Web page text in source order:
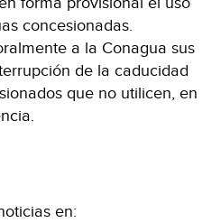
concesionadas.
a la Conagua sus
de la caducidad
que no utilicen, en
en: